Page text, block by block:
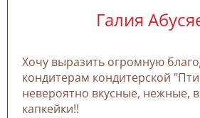
Галия
Хочу выразить огромную
кондитерам кондитерской
невероятно вкусные, нежные,
капкейки!!